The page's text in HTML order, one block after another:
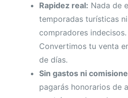
Rapidez real: Nada de
temporadas turísticas ni
compradores indecisos.
Convertimos tu venta
de días.
Sin gastos ni
pagarás honorarios de